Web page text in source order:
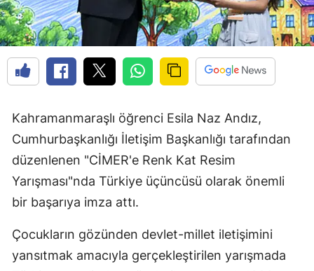
Kahramanmaraşlı öğrenci Esila Naz Andız,
Cumhurbaşkanlığı İletişim Başkanlığı tarafından
düzenlenen "CİMER'e Renk Kat Resim
Yarışması"nda Türkiye üçüncüsü olarak önemli
bir başarıya imza attı.
Çocukların gözünden devlet-millet iletişimini
yansıtmak amacıyla gerçekleştirilen yarışmada